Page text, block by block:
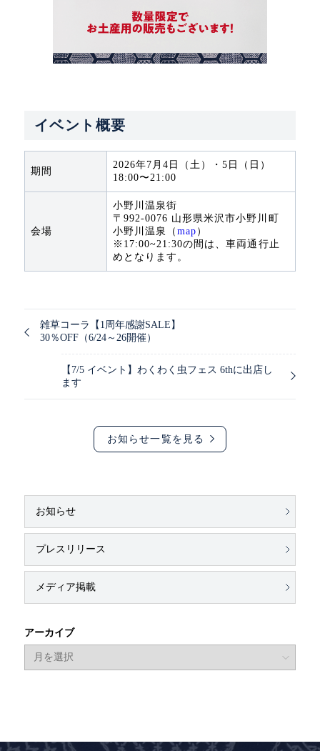
イベント概要
期間
2026年7月4日（土）・5日（日）
18:00〜21:00
会場
小野川温泉街
〒992-0076 山形県米沢市小野川町
小野川温泉（ map ）
※17:00~21:30の間は、車両通行止
めとなります。
雑草コーラ【1周年感謝SALE】
30％OFF（6/24～26開催）
【7/5 イベント】わくわく虫フェス 6thに出店し
ます
お知らせ一覧を見る
お知らせ
プレスリリース
メディア掲載
アーカイブ